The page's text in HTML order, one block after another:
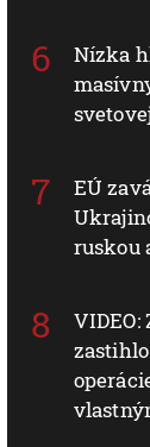
Nízka
EÚ
ruskou